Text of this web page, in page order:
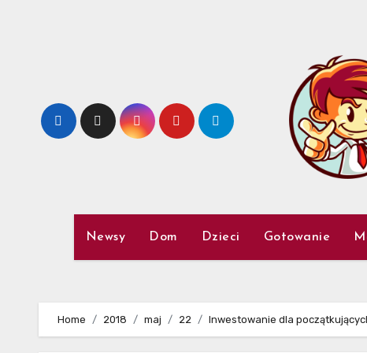
Newsy Dom Dzieci Gotowanie
Home 2018 maj 22 Inwestowanie dla